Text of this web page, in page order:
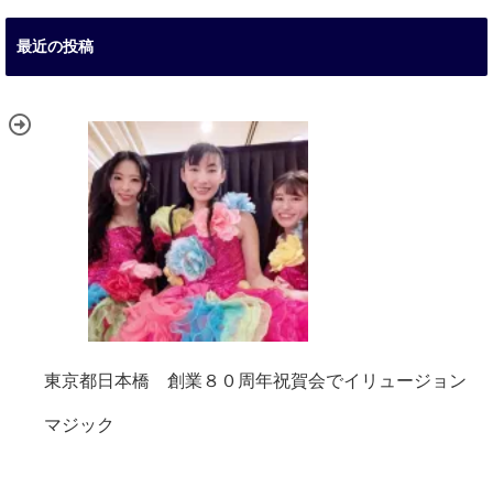
最近の投稿
東京都日本橋 創業８０周年祝賀会でイリュージョン
マジック